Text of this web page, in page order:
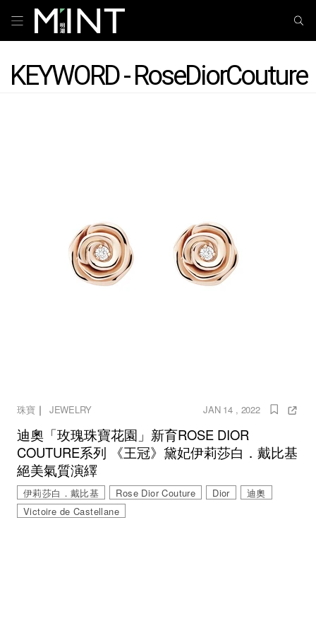
KEYWORD - RoseDiorCouture
珠寶｜ JEWELRY JAN 14 , 2022
迪奧「玫瑰珠寶花園」新育ROSE DIOR
COUTURE系列 《王冠》黛妃伊莉莎白．戴比基
絕美氣質演繹
伊莉莎白．戴比基 Rose Dior Couture Dior
迪奧
Victoire de Castellane